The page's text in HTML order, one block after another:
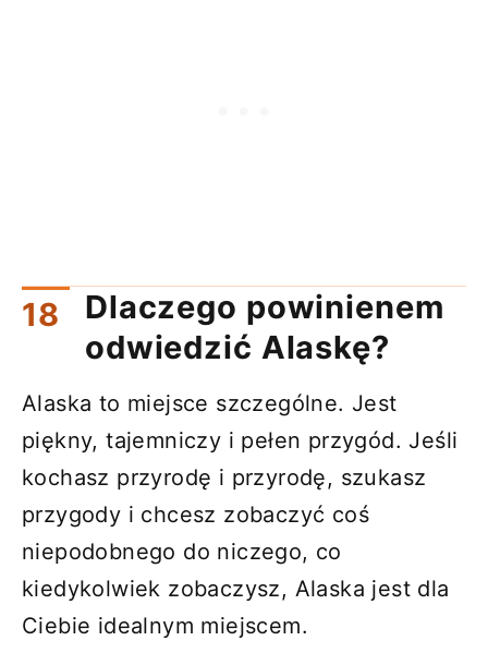
Dlaczego powinienem
odwiedzić Alaskę?
Alaska to miejsce szczególne. Jest
piękny, tajemniczy i pełen przygód. Jeśli
kochasz przyrodę i przyrodę, szukasz
przygody i chcesz zobaczyć coś
niepodobnego do niczego, co
kiedykolwiek zobaczysz, Alaska jest dla
Ciebie idealnym miejscem.